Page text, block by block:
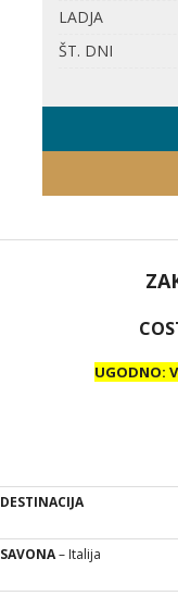
LADJA
ŠT. DNI
UGODNO:
DESTINACIJA
SAVONA– Italija